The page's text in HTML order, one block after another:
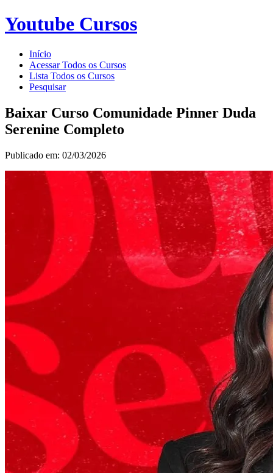
Youtube Cursos
Início
Acessar Todos os Cursos
Lista Todos os Cursos
Pesquisar
Baixar Curso Comunidade Pinner Duda
Serenine Completo
Publicado em: 02/03/2026